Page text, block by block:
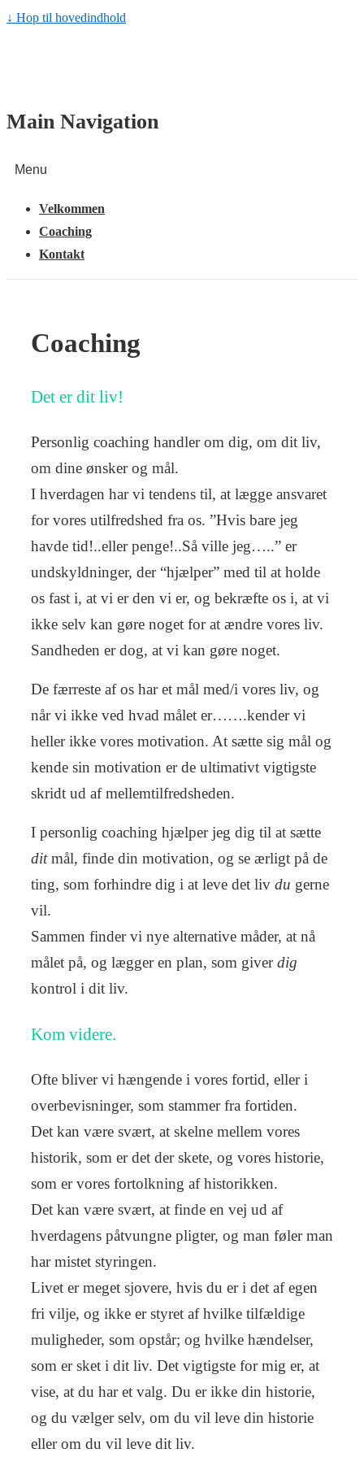
↓ Hop til hovedindhold
Main Navigation
Menu
Velkommen
Coaching
Kontakt
Coaching
Det er dit liv!
Personlig coaching handler om dig, om dit liv,
om dine ønsker og mål.
I hverdagen har vi tendens til, at lægge ansvaret
for vores utilfredshed fra os. ”Hvis bare jeg
havde tid!..eller penge!..Så ville jeg…..” er
undskyldninger, der “hjælper” med til at holde
os fast i, at vi er den vi er, og bekræfte os i, at vi
ikke selv kan gøre noget for at ændre vores liv.
Sandheden er dog, at vi kan gøre noget.
De færreste af os har et mål med/i vores liv, og
når vi ikke ved hvad målet er…….kender vi
heller ikke vores motivation. At sætte sig mål og
kende sin motivation er de ultimativt vigtigste
skridt ud af mellemtilfredsheden.
I personlig coaching hjælper jeg dig til at sætte
ditmål, finde din motivation, og se ærligt på de
ting, som forhindre dig i at leve det liv du gerne
vil.
Sammen finder vi nye alternative måder, at nå
målet på, og lægger en plan, som giverdig
kontrol i dit liv.
Kom videre.
Ofte bliver vi hængende i vores fortid, eller i
overbevisninger, som stammer fra fortiden.
Det kan være svært, at skelne mellem vores
historik, som er det der skete, og vores historie,
som er vores fortolkning af historikken.
Det kan være svært, at finde en vej ud af
hverdagens påtvungne pligter, og man føler man
har mistet styringen.
Livet er meget sjovere, hvis du er i det af egen
fri vilje, og ikke er styret af hvilke tilfældige
muligheder, som opstår; og hvilke hændelser,
som er sket i dit liv. Det vigtigste for mig er, at
vise, at du har et valg. Du er ikke din historie,
og du vælger selv, om du vil leve din historie
eller om du vil leve dit liv.